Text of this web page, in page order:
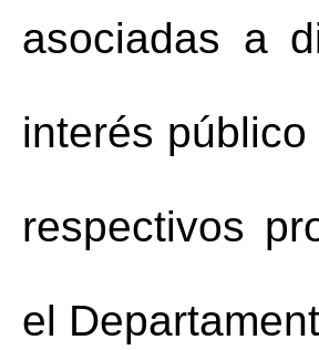
asociadas a
interés
respectivos
el